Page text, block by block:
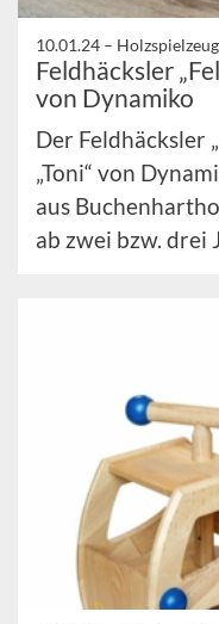
10.01.24 – Holzspielzeug
Feldhäcksler
von Dynamiko
Der Feldhäcksler
„Toni“ von
aus
ab zwei bzw. drei